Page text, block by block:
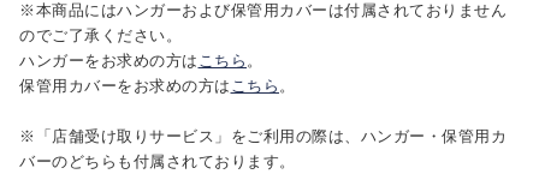
※本商品にはハンガーおよび保管用カバーは付属されておりません
のでご了承ください。
ハンガーをお求めの方は こちら 。
保管用カバーをお求めの方は こちら 。
※「店舗受け取りサービス」をご利用の際は、ハンガー・保管用カ
バーのどちらも付属されております。